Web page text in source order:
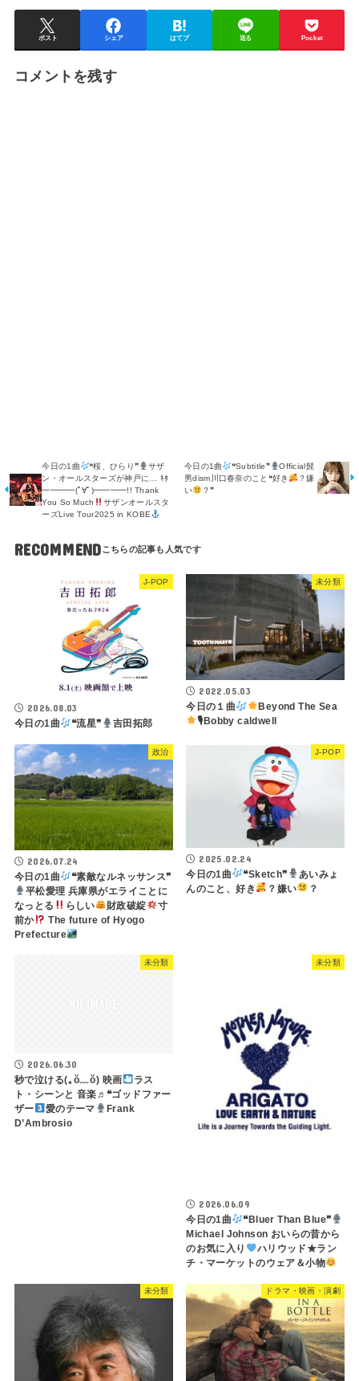
ポスト シェア はてブ 送る Pocket
コメントを残す
今日の1曲 ❝桜、ひらり❞
サザ
ン・オールスターズが神戸に… ｷﾀ
━━━━(ﾟ∀ﾟ)━━━━!! Thank
You So Much
サザンオールスタ
ーズLive Tour2025 in KOBE
今日の1曲 ❝Subtitle❞
Official髭
男dism川口春奈のこと❝好き
？嫌
い
？❞
RECOMMEND
J-POP
2026.08.03
今日の1曲 ❝流星❞ 吉田拓郎
未分類
2022.05.03
今日の１曲
Beyond The Sea
🎙Bobby caldwell
政治
2026.07.24
今日の1曲
❝素敵なルネッサンス❞
平松愛理 兵庫県がエライことに
なっとる
らしい 財政破綻
寸
前か
The future of Hyogo
Prefecture
J-POP
2025.02.24
今日の1曲 ❝Sketch❞
あいみょ
んのこと、好き
？嫌い ？
未分類
2026.06.30
秒で泣ける(⁠｡⁠ŏ⁠﹏⁠ŏ⁠) 映画
ラス
ト・シーンと 音楽♬❝ゴッドファー
ザー
愛のテーマ
Frank
D’Ambrosio
未分類
2026.06.09
今日の1曲
❝Bluer Than Blue❞
Michael Johnson おいらの昔から
のお気に入り
ハリウッド★ラン
チ・マーケットのウェア＆小物
未分類 ドラマ・映画・演劇